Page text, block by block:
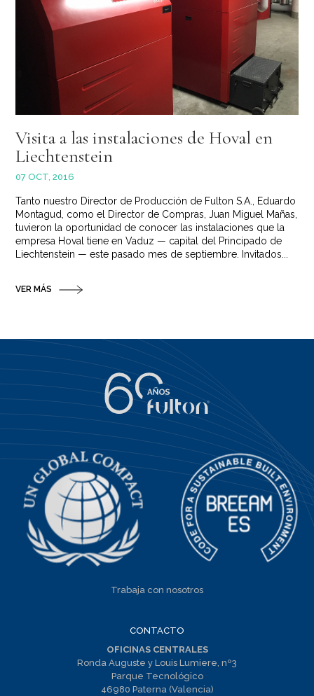
Visita a las instalaciones de Hoval en
Liechtenstein
07 OCT, 2016
Tanto nuestro Director de Producción de Fulton S.A., Eduardo
Montagud, como el Director de Compras, Juan Miguel Mañas,
tuvieron la oportunidad de conocer las instalaciones que la
empresa Hoval tiene en Vaduz — capital del Principado de
Liechtenstein — este pasado mes de septiembre. Invitados...
VER MÁS
Trabaja con nosotros
CONTACTO
OFICINAS CENTRALES
Ronda Auguste y Louis Lumiere, nº3
Parque Tecnológico
46980 Paterna (Valencia)